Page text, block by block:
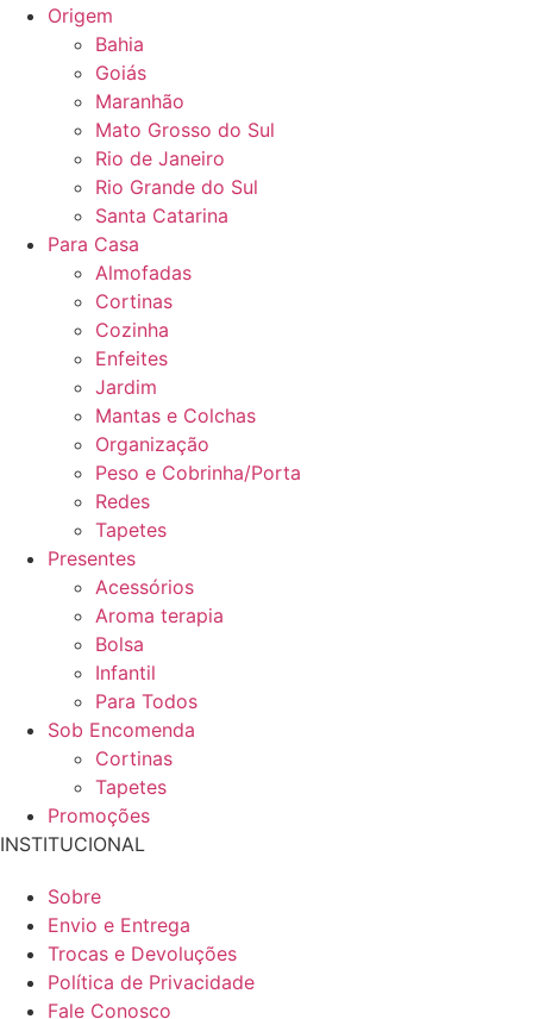
Origem
Bahia
Goiás
Maranhão
Mato Grosso do Sul
Rio de Janeiro
Rio Grande do Sul
Santa Catarina
Para Casa
Almofadas
Cortinas
Cozinha
Enfeites
Jardim
Mantas e Colchas
Organização
Peso e Cobrinha/Porta
Redes
Tapetes
Presentes
Acessórios
Aroma terapia
Bolsa
Infantil
Para Todos
Sob Encomenda
Cortinas
Tapetes
Promoções
INSTITUCIONAL
Sobre
Envio e Entrega
Trocas e Devoluções
Política de Privacidade
Fale Conosco